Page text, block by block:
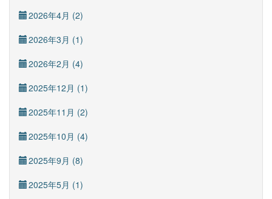
2026年4月 (2)
2026年3月 (1)
2026年2月 (4)
2025年12月 (1)
2025年11月 (2)
2025年10月 (4)
2025年9月 (8)
2025年5月 (1)